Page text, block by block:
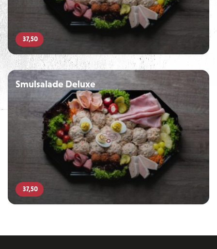
37,50
Smulsalade Deluxe
37,50